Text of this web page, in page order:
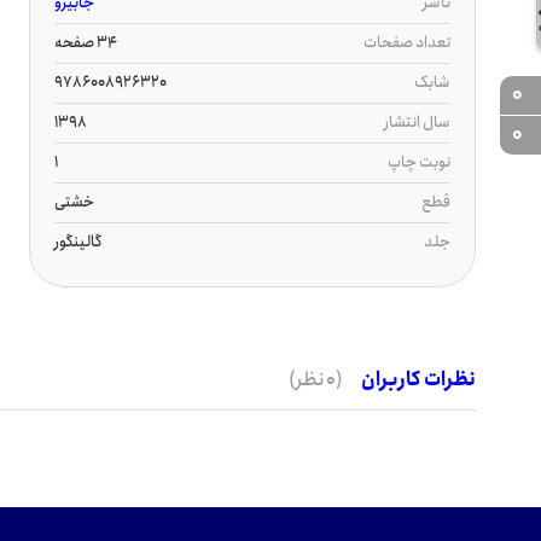
0
0
تعداد صفحات
34 صفحه
شابک
9786008926320
سال انتشار
1398
نوبت چاپ
1
قطع
خشتی
جلد
گالینگور
نظرات کاربران (0 نظر)